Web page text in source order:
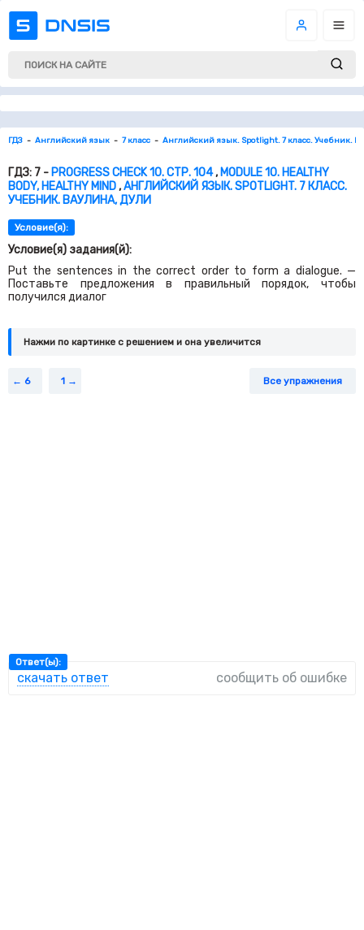
ГДЗ Английский язык 7 класс Английский язык. Spotlight. 7 класс. Учебник.
ГДЗ: 7 - PROGRESS CHECK 10. СТР. 104, MODULE 10. HEALTHY
BODY, HEALTHY MIND,АНГЛИЙСКИЙ ЯЗЫК. SPOTLIGHT. 7 КЛАСС.
УЧЕБНИК. ВАУЛИНА, ДУЛИ
Условие(я):
Условие(я) задания(й):
Put the sentences in the correct order to form a dialogue. —
Поставьте предложения в правильный порядок, чтобы
получился диалог
Нажми по картинке c решением и она увеличится
6 1 Все упражнения
Ответ(ы):
скачать ответ сообщить об ошибке